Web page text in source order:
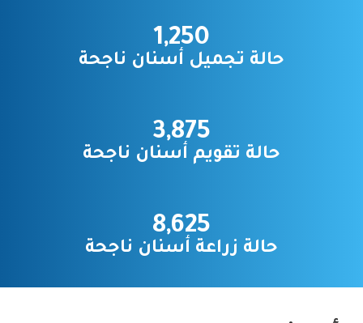
1,250
حالة تجميل أسنان ناجحة
3,875
حالة تقويم أسنان ناجحة
8,625
حالة زراعة أسنان ناجحة